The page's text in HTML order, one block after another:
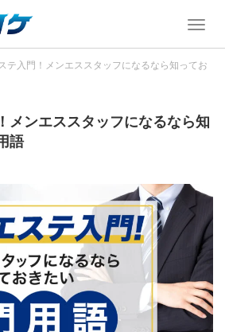
T
g
e
n
i
n
テ入門！メンエススタッフになるなら知ってお
メンエススタッフになるなら知
語